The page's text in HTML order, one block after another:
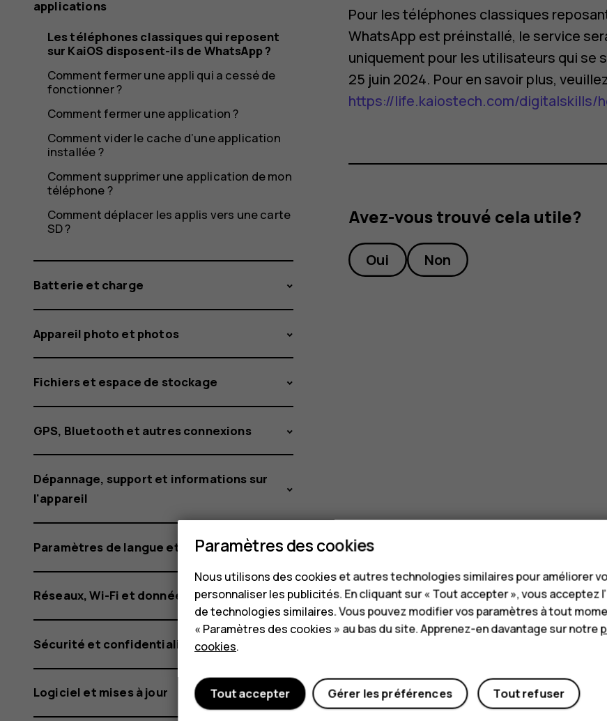
sur
KaiOS
disposent-
ils
de
WhatsApp ?
applications
Les téléphones classiques qui reposent
sur KaiOS disposent-ils de WhatsApp ?
Comment fermer une appli qui a cessé de
fonctionner ?
Comment fermer une application ?
Comment vider le cache d’une application
installée ?
Comment supprimer une application de mon
téléphone ?
Comment déplacer les applis vers une carte
SD ?
Batterie et charge
Appareil photo et photos
Fichiers et espace de stockage
GPS, Bluetooth et autres connexions
Dépannage, support et informations sur
l'appareil
Paramètres de langue et de saisie
Réseaux, Wi-Fi et données mobiles
Sécurité et confidentialité
Logiciel et mises à jour
Pour les téléphones classiques
WhatsApp est préinstallé, le service
uniquement pour les utilisateurs qui se
25 juin 2024. Pour en savoir plus,
https://life.kaiostech.com/digitalskills/
Avez-vous trouvé cela utile?
Oui Non
Paramètres des cookies
Nous utilisons des cookies et autres technologies similaires pour améliorer
personnaliser les publicités. En cliquant sur « Tout accepter », vous acceptez
de technologies similaires. Vous pouvez modifier vos paramètres à tout
« Paramètres des cookies » au bas du site. Apprenez-en davantage sur notre
cookies.
Tout refuser
Gérer les préférences
Tout accepter